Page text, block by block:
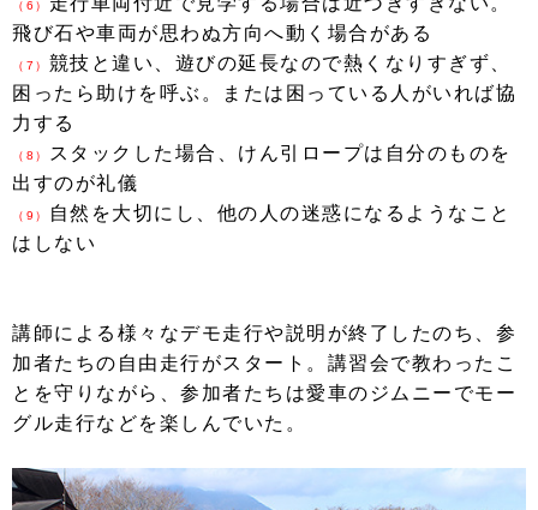
（6）
飛び石や車両が思わぬ方向へ動く場合がある
（7） 競技と違い、遊びの延長なので熱くなりすぎず、
困ったら助けを呼ぶ。または困っている人がいれば協
力する
（8）
スタックした場合、けん引ロープは自分のものを
出すのが礼儀
（9）
自然を大切にし、他の人の迷惑になるようなこと
はしない
講師による様々なデモ走行や説明が終了したのち、参
加者たちの自由走行がスタート。講習会で教わったこ
とを守りながら、参加者たちは愛車のジムニーでモー
グル走行などを楽しんでいた。